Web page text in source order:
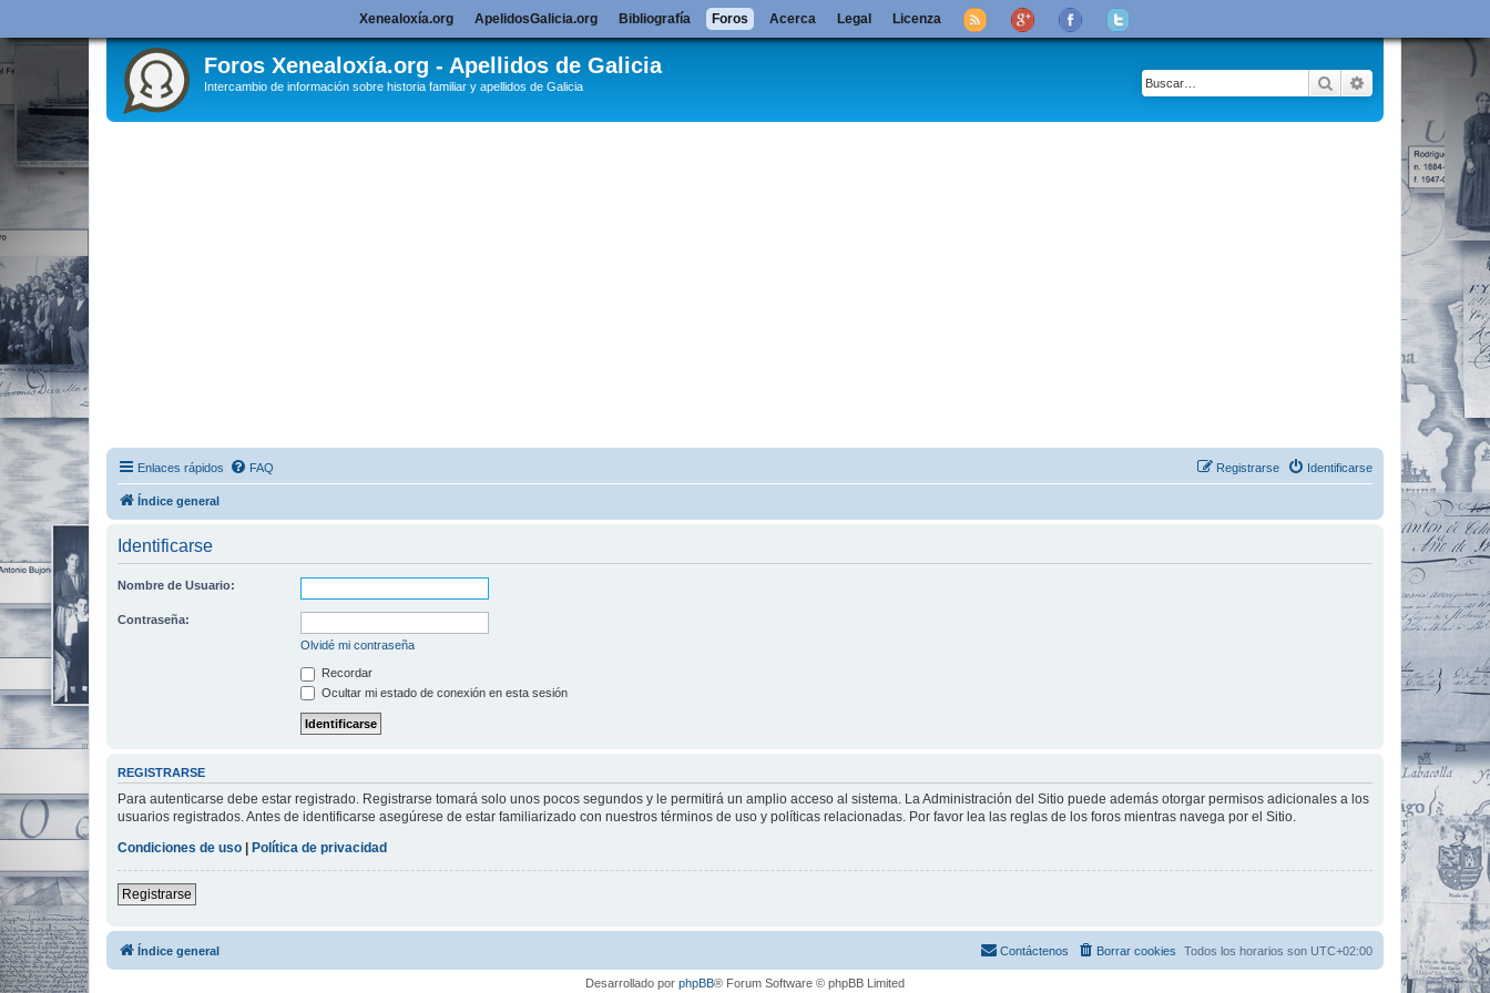
Foros Xenealoxía.org - Apellidos de Galicia
Intercambio de información sobre historia familiar y apellidos de Galicia Buscar Búsqueda
Enlaces rápidos FAQ Identificarse
Registrarse
Índice general
Identificarse
Nombre de Usuario:
Contraseña:
Olvidé mi contraseña
Recordar
Ocultar mi estado de conexión en esta sesión
REGISTRARSE
Para autenticarse debe estar registrado. Registrarse tomará solo unos pocos segundos y le permitirá un amplio acceso al sistema. La Administración del Sitio puede además otorgar permisos adicionales a los
usuarios registrados. Antes de identificarse asegúrese de estar familiarizado con nuestros términos de uso y políticas relacionadas. Por favor lea las reglas de los foros mientras navega por el Sitio.
Condiciones de uso | Política de privacidad
Registrarse
Xenealoxía.org ApelidosGalicia.org Bibliografía Foros Acerca Legal Licenza
Índice general Todos los horarios son UTC+02:00
Borrar cookies
Contáctenos
Desarrollado por phpBB® Forum Software © phpBB Limited